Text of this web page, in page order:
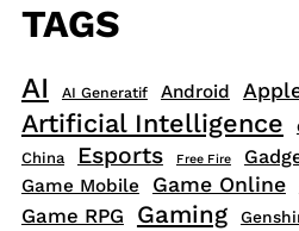
TAGS
AI AI Generatif Android
Artificial Intelligence
China Esports Free Fire
Game Mobile Game Online
Game RPG Gaming